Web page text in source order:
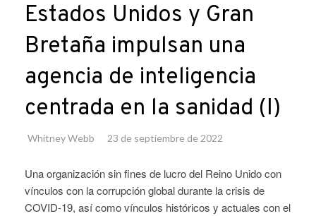
Estados Unidos y Gran
Bretaña impulsan una
agencia de inteligencia
centrada en la sanidad (I)
Whitney Webb 23 de septiembre de 2022
Una organización sin fines de lucro del Reino Unido con
vínculos con la corrupción global durante la crisis de
COVID-19, así como vínculos históricos y actuales con el